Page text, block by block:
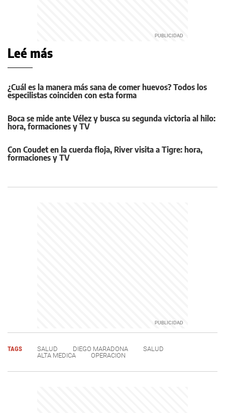
Leé más
¿Cuál es la manera más sana de comer huevos? Todos los
especilistas coinciden con esta forma
Boca se mide ante Vélez y busca su segunda victoria al hilo:
hora, formaciones y TV
Con Coudet en la cuerda floja, River visita a Tigre: hora,
formaciones y TV
TAGS SALUD DIEGO MARADONA
SALUD
ALTA MEDICA
OPERACION